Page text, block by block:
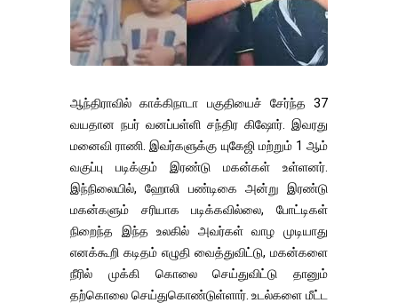
ஆந்திராவில் காக்கிநாடா பகுதியைச் சேர்ந்த 37
வயதான நபர் வனப்பள்ளி சந்திர கிஷோர். இவரது
மனைவி ராணி. இவர்களுக்கு யுகேஜி மற்றும் 1 ஆம்
வகுப்பு படிக்கும் இரண்டு மகன்கள் உள்ளனர்.
இந்நிலையில், ஹோலி பண்டிகை அன்று இரண்டு
மகன்களும் சரியாக படிக்கவில்லை, போட்டிகள்
நிறைந்த இந்த உலகில் அவர்கள் வாழ முடியாது
எனக்கூறி கடிதம் எழுதி வைத்துவிட்டு, மகன்களை
நீரில் முக்கி கொலை செய்துவிட்டு தானும்
தற்கொலை செய்துகொண்டுள்ளார். உடல்களை மீட்ட